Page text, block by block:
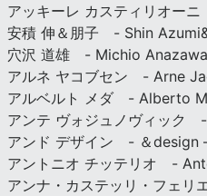
アッキーレ カスティリオー
安積 伸＆朋子 - Shin
穴沢 道雄 - Michio
アルネ ヤコブセン - Arne
アルベルト メダ - Alberto
アンテ ヴォジュノヴィック
アンド デザイン - ＆design
アントニオ チッテリオ -
アンナ・カステッリ・フェ